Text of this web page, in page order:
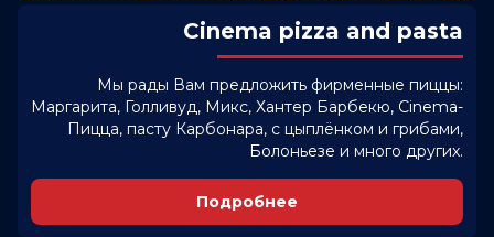
Cinema pizza and pasta
Мы рады Вам предложить фирменные пиццы:
Маргарита, Голливуд, Микс, Хантер Барбекю, Cinema-
Пицца, пасту Карбонара, с цыплёнком и грибами,
Болоньезе и много других.
Подробнее